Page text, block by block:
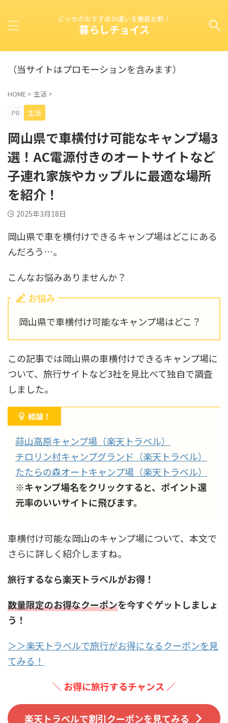
どっちがおすすめか違いを徹底比較！
暮らしチョイス
（当サイトはプロモーションを含みます）
HOME > 生活 >
PR
生活
岡山県で車横付け可能なキャンプ場3
選！AC電源付きのオートサイトなど
子連れ家族やカップルに最適な場所
を紹介！
2025年3月18日
岡山県で車を横付けできるキャンプ場はどこにある
んだろう…。
こんなお悩みありませんか？
お悩み
岡山県で車横付け可能なキャンプ場はどこ？
この記事では岡山県の車横付けできるキャンプ場に
ついて、旅行サイトなど3社を見比べて独自で調査
しました。
結論！
蒜山高原キャンプ場（楽天トラベル）
チロリン村キャンプグランド（楽天トラベル）
たたらの森オートキャンプ場（楽天トラベル）
※キャンプ場名をクリックすると、ポイント還
元率のいいサイトに飛びます。
車横付け可能な岡山のキャンプ場について、本文で
さらに詳しく紹介しますね。
旅行するなら楽天トラベルがお得！
数量限定のお得なクーポンを今すぐゲットしましょ
う！
＞＞楽天トラベルで旅行がお得になるクーポンを見
てみる！
＼ お得に旅行するチャンス ／
楽天トラベルで割引クーポンを見てみる